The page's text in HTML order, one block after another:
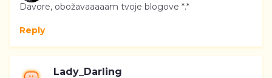
Davore, obožavaaaaam tvoje blogove *.*
Reply
Lady_Darling